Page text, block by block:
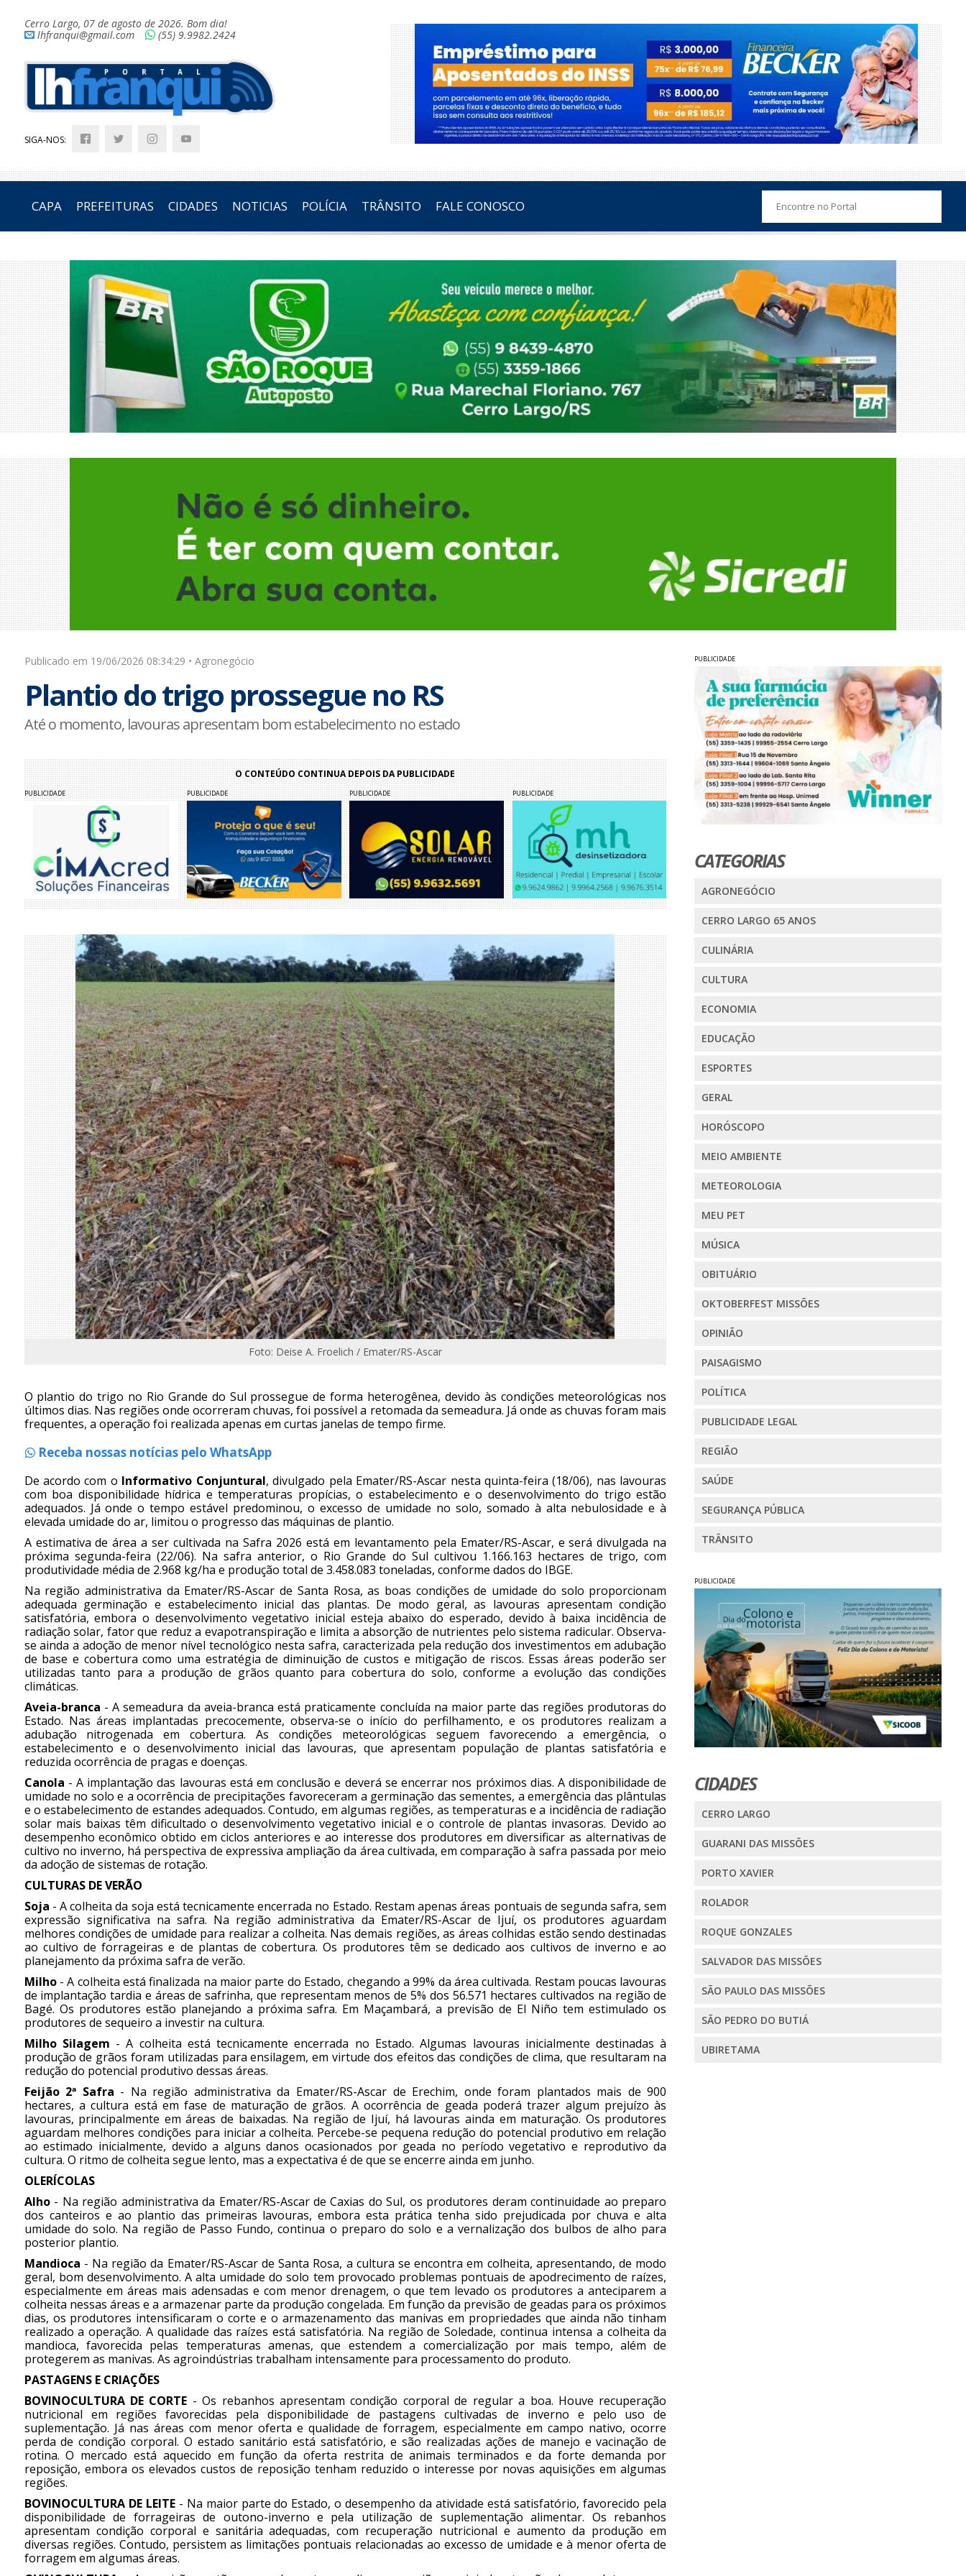
Cerro Largo, 07 de agosto de 2026. Bom dia!
lhfranqui@gmail.com
(55) 9.9982.2424
SIGA-NOS:
CAPA PREFEITURAS CIDADES NOTICIAS POLÍCIA TRÂNSITO FALE CONOSCO
Publicado em 19/06/2026 08:34:29 • Agronegócio
Plantio do trigo prossegue no RS
Até o momento, lavouras apresentam bom estabelecimento no estado
O CONTEÚDO CONTINUA DEPOIS DA PUBLICIDADE
PUBLICIDADE PUBLICIDADE PUBLICIDADE PUBLICIDADE
Foto: Deise A. Froelich / Emater/RS-Ascar
O plantio do trigo no Rio Grande do Sul prossegue de forma heterogênea, devido às condições meteorológicas nos
últimos dias. Nas regiões onde ocorreram chuvas, foi possível a retomada da semeadura. Já onde as chuvas foram mais
frequentes, a operação foi realizada apenas em curtas janelas de tempo firme.
Receba nossas notícias pelo WhatsApp
De acordo com o Informativo Conjuntural, divulgado pela Emater/RS-Ascar nesta quinta-feira (18/06), nas lavouras
com boa disponibilidade hídrica e temperaturas propícias, o estabelecimento e o desenvolvimento do trigo estão
adequados. Já onde o tempo estável predominou, o excesso de umidade no solo, somado à alta nebulosidade e à
elevada umidade do ar, limitou o progresso das máquinas de plantio.
A estimativa de área a ser cultivada na Safra 2026 está em levantamento pela Emater/RS-Ascar, e será divulgada na
próxima segunda-feira (22/06). Na safra anterior, o Rio Grande do Sul cultivou 1.166.163 hectares de trigo, com
produtividade média de 2.968 kg/ha e produção total de 3.458.083 toneladas, conforme dados do IBGE.
Na região administrativa da Emater/RS-Ascar de Santa Rosa, as boas condições de umidade do solo proporcionam
adequada germinação e estabelecimento inicial das plantas. De modo geral, as lavouras apresentam condição
satisfatória, embora o desenvolvimento vegetativo inicial esteja abaixo do esperado, devido à baixa incidência de
radiação solar, fator que reduz a evapotranspiração e limita a absorção de nutrientes pelo sistema radicular. Observa-
se ainda a adoção de menor nível tecnológico nesta safra, caracterizada pela redução dos investimentos em adubação
de base e cobertura como uma estratégia de diminuição de custos e mitigação de riscos. Essas áreas poderão ser
utilizadas tanto para a produção de grãos quanto para cobertura do solo, conforme a evolução das condições
climáticas.
Aveia-branca - A semeadura da aveia-branca está praticamente concluída na maior parte das regiões produtoras do
Estado. Nas áreas implantadas precocemente, observa-se o início do perfilhamento, e os produtores realizam a
adubação nitrogenada em cobertura. As condições meteorológicas seguem favorecendo a emergência, o
estabelecimento e o desenvolvimento inicial das lavouras, que apresentam população de plantas satisfatória e
reduzida ocorrência de pragas e doenças.
Canola - A implantação das lavouras está em conclusão e deverá se encerrar nos próximos dias. A disponibilidade de
umidade no solo e a ocorrência de precipitações favoreceram a germinação das sementes, a emergência das plântulas
e o estabelecimento de estandes adequados. Contudo, em algumas regiões, as temperaturas e a incidência de radiação
solar mais baixas têm dificultado o desenvolvimento vegetativo inicial e o controle de plantas invasoras. Devido ao
desempenho econômico obtido em ciclos anteriores e ao interesse dos produtores em diversificar as alternativas de
cultivo no inverno, há perspectiva de expressiva ampliação da área cultivada, em comparação à safra passada por meio
da adoção de sistemas de rotação.
CULTURAS DE VERÃO
Soja - A colheita da soja está tecnicamente encerrada no Estado. Restam apenas áreas pontuais de segunda safra, sem
expressão significativa na safra. Na região administrativa da Emater/RS-Ascar de Ijuí, os produtores aguardam
melhores condições de umidade para realizar a colheita. Nas demais regiões, as áreas colhidas estão sendo destinadas
ao cultivo de forrageiras e de plantas de cobertura. Os produtores têm se dedicado aos cultivos de inverno e ao
planejamento da próxima safra de verão.
Milho- A colheita está finalizada na maior parte do Estado, chegando a 99% da área cultivada. Restam poucas lavouras
de implantação tardia e áreas de safrinha, que representam menos de 5% dos 56.571 hectares cultivados na região de
Bagé. Os produtores estão planejando a próxima safra. Em Maçambará, a previsão de El Niño tem estimulado os
produtores de sequeiro a investir na cultura.
Milho Silagem - A colheita está tecnicamente encerrada no Estado. Algumas lavouras inicialmente destinadas à
produção de grãos foram utilizadas para ensilagem, em virtude dos efeitos das condições de clima, que resultaram na
redução do potencial produtivo dessas áreas.
Feijão 2ª Safra - Na região administrativa da Emater/RS-Ascar de Erechim, onde foram plantados mais de 900
hectares, a cultura está em fase de maturação de grãos. A ocorrência de geada poderá trazer algum prejuízo às
lavouras, principalmente em áreas de baixadas. Na região de Ijuí, há lavouras ainda em maturação. Os produtores
aguardam melhores condições para iniciar a colheita. Percebe-se pequena redução do potencial produtivo em relação
ao estimado inicialmente, devido a alguns danos ocasionados por geada no período vegetativo e reprodutivo da
cultura. O ritmo de colheita segue lento, mas a expectativa é de que se encerre ainda em junho.
OLERÍCOLAS
Alho- Na região administrativa da Emater/RS-Ascar de Caxias do Sul, os produtores deram continuidade ao preparo
dos canteiros e ao plantio das primeiras lavouras, embora esta prática tenha sido prejudicada por chuva e alta
umidade do solo. Na região de Passo Fundo, continua o preparo do solo e a vernalização dos bulbos de alho para
posterior plantio.
Mandioca - Na região da Emater/RS-Ascar de Santa Rosa, a cultura se encontra em colheita, apresentando, de modo
geral, bom desenvolvimento. A alta umidade do solo tem provocado problemas pontuais de apodrecimento de raízes,
especialmente em áreas mais adensadas e com menor drenagem, o que tem levado os produtores a anteciparem a
colheita nessas áreas e a armazenar parte da produção congelada. Em função da previsão de geadas para os próximos
dias, os produtores intensificaram o corte e o armazenamento das manivas em propriedades que ainda não tinham
realizado a operação. A qualidade das raízes está satisfatória. Na região de Soledade, continua intensa a colheita da
mandioca, favorecida pelas temperaturas amenas, que estendem a comercialização por mais tempo, além de
protegerem as manivas. As agroindústrias trabalham intensamente para processamento do produto.
PASTAGENS E CRIAÇÕES
BOVINOCULTURA DE CORTE - Os rebanhos apresentam condição corporal de regular a boa. Houve recuperação
nutricional em regiões favorecidas pela disponibilidade de pastagens cultivadas de inverno e pelo uso de
suplementação. Já nas áreas com menor oferta e qualidade de forragem, especialmente em campo nativo, ocorre
perda de condição corporal. O estado sanitário está satisfatório, e são realizadas ações de manejo e vacinação de
rotina. O mercado está aquecido em função da oferta restrita de animais terminados e da forte demanda por
reposição, embora os elevados custos de reposição tenham reduzido o interesse por novas aquisições em algumas
regiões.
BOVINOCULTURA DE LEITE- Na maior parte do Estado, o desempenho da atividade está satisfatório, favorecido pela
disponibilidade de forrageiras de outono-inverno e pela utilização de suplementação alimentar. Os rebanhos
apresentam condição corporal e sanitária adequadas, com recuperação nutricional e aumento da produção em
diversas regiões. Contudo, persistem as limitações pontuais relacionadas ao excesso de umidade e à menor oferta de
forragem em algumas áreas.
PUBLICIDADE
CATEGORIAS
AGRONEGÓCIO
CERRO LARGO 65 ANOS
CULINÁRIA
CULTURA
ECONOMIA
EDUCAÇÃO
ESPORTES
GERAL
HORÓSCOPO
MEIO AMBIENTE
METEOROLOGIA
MEU PET
MÚSICA
OBITUÁRIO
OKTOBERFEST MISSÕES
OPINIÃO
PAISAGISMO
POLÍTICA
PUBLICIDADE LEGAL
REGIÃO
SAÚDE
SEGURANÇA PÚBLICA
TRÂNSITO
PUBLICIDADE
CIDADES
CERRO LARGO
GUARANI DAS MISSÕES
PORTO XAVIER
ROLADOR
ROQUE GONZALES
SALVADOR DAS MISSÕES
SÃO PAULO DAS MISSÕES
SÃO PEDRO DO BUTIÁ
UBIRETAMA